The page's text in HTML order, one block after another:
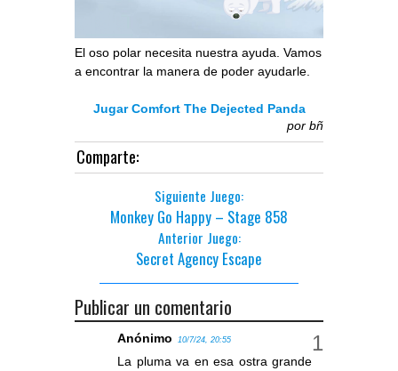
El oso polar necesita nuestra ayuda. Vamos
a encontrar la manera de poder ayudarle.
Jugar Comfort The Dejected Panda
por bñ
Comparte:
Siguiente Juego:
Monkey Go Happy – Stage 858
Anterior Juego:
Secret Agency Escape
Publicar un comentario
Anónimo 10/7/24, 20:55
La pluma va en esa ostra grande